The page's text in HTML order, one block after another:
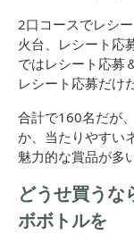
2口コースでレシ
火台、レシート応
ではレシート応募
レシート応募だけ
合計で160名だが
か、当たりやすい
魅力的な賞品が多
どうせ買うな
ボボトルを